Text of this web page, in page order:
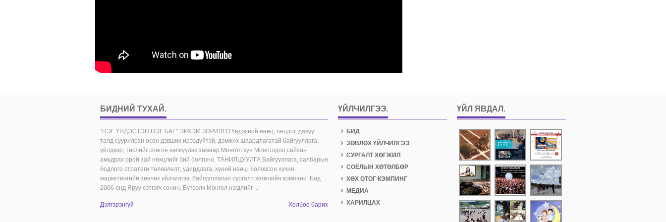
БИДНИЙ ТУХАЙ .
"НЭГ ҮНДЭСТЭН НЭГ БАГ" ЭРХЭМ ЗОРИЛГО Үндэсний нөөц, онцлог, давуу
талд суурилсан өсөн дэвших ирээдүйтэй, дэмжих шаардлагатай байгууллага,
үйлдвэр, төслийг сонгон хөгжүүлэх замаар Монгол хүн Монголдоо сайхан
амьдрах орой зай нөхцлийг бий болгоно. ТАНИЛЦУУЛГА Байгууллага, салбарын
бодлого стратеги төлөвлөлт, удирдлага, хүний нөөц- боловсон хүчин,
маркетингийн зөвлөх үйлчилгээ, байгууллагын сургалт хөгжлийн компани. Бид
2006 онд Яруу сэтгэгч сонин, Бүтээлч Монгол нэгдлийг ...
Холбоо барих
Дэлгэрэнгүй
ҮЙЛЧИЛГЭЭ.
БИД
ЗӨВЛӨХ ҮЙЛЧИЛГЭЭ
СУРГАЛТ ХӨГЖИЛ
СОЁЛЫН ХӨТӨЛБӨР
ХӨХ ОТОГ КЭМПИНГ
МЕДИА
ХАРИЛЦАХ
ҮЙЛ ЯВДАЛ .